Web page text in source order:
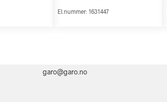
El.nummer: 1631447
garo@garo.no